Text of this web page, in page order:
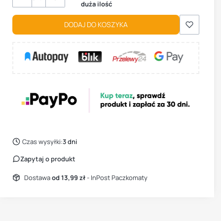
duża ilość
DODAJ DO KOSZYKA
Czas wysyłki:3 dni
Zapytaj o produkt
Dostawaod 13,99 zł- InPost Paczkomaty